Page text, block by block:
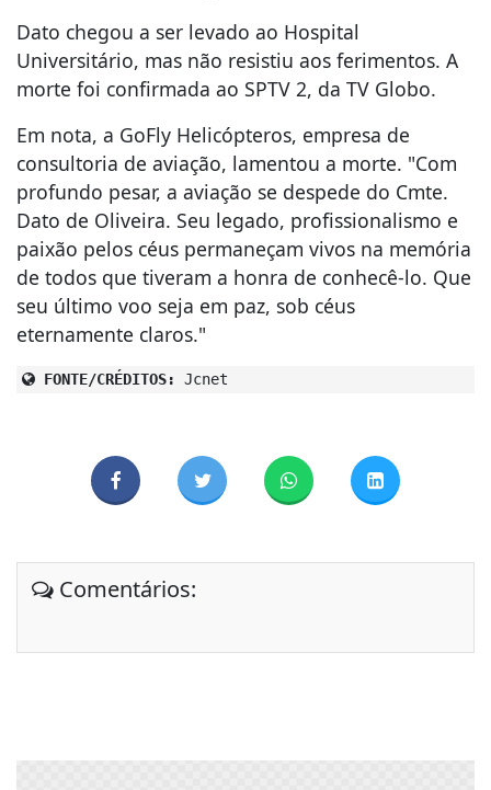
Dato chegou a ser levado ao Hospital
Universitário, mas não resistiu aos ferimentos. A
morte foi confirmada ao SPTV 2, da TV Globo.
Em nota, a GoFly Helicópteros, empresa de
consultoria de aviação, lamentou a morte. "Com
profundo pesar, a aviação se despede do Cmte.
Dato de Oliveira. Seu legado, profissionalismo e
paixão pelos céus permaneçam vivos na memória
de todos que tiveram a honra de conhecê-lo. Que
seu último voo seja em paz, sob céus
eternamente claros."
FONTE/CRÉDITOS: Jcnet
Comentários: